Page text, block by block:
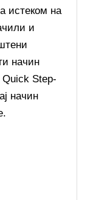
истеком на
и
начин
Quick Step-
начин